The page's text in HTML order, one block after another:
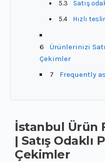
5.3
Satış
5.4
Hızlı
6
Ürünlerinizi
Çekimler
7
Frequently
İstanbul Ürün
| Satış Odaklı
Çekimler